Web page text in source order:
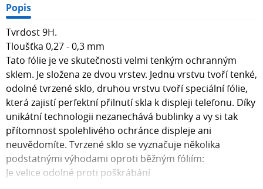
Popis
Tvrdost 9H.
Tloušťka 0,27 - 0,3 mm
Tato fólie je ve skutečnosti velmi tenkým ochranným
sklem. Je složena ze dvou vrstev. Jednu vrstvu tvoří tenké,
odolné tvrzené sklo, druhou vrstvu tvoří speciální fólie,
která zajistí perfektní přilnutí skla k displeji telefonu. Díky
unikátní technologii nezanechává bublinky a vy si tak
přítomnost spolehlivého ochránce displeje ani
neuvědomíte. Tvrzené sklo se vyznačuje několika
podstatnými výhodami oproti běžným fóliím:
Je velice odolné proti poškrábání